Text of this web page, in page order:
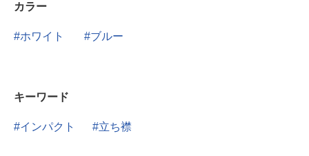
カラー
ホワイト ブルー
キーワード
インパクト 立ち襟